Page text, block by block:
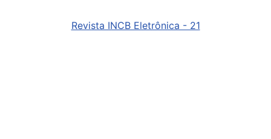
Revista INCB Eletrônica - 21